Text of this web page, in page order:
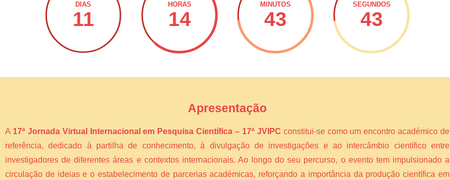
DIAS
11
HORAS
14
MINUTOS
43
SEGUNDOS
42
Apresentação
A 17ª Jornada Virtual Internacional em Pesquisa Científica – 17ª JVIPC constitui-se como um encontro académico de
referência, dedicado à partilha de conhecimento, à divulgação de investigações e ao intercâmbio científico entre
investigadores de diferentes áreas e contextos internacionais. Ao longo do seu percurso, o evento tem impulsionado a
circulação de ideias e o estabelecimento de parcerias académicas, reforçando a importância da produção científica em